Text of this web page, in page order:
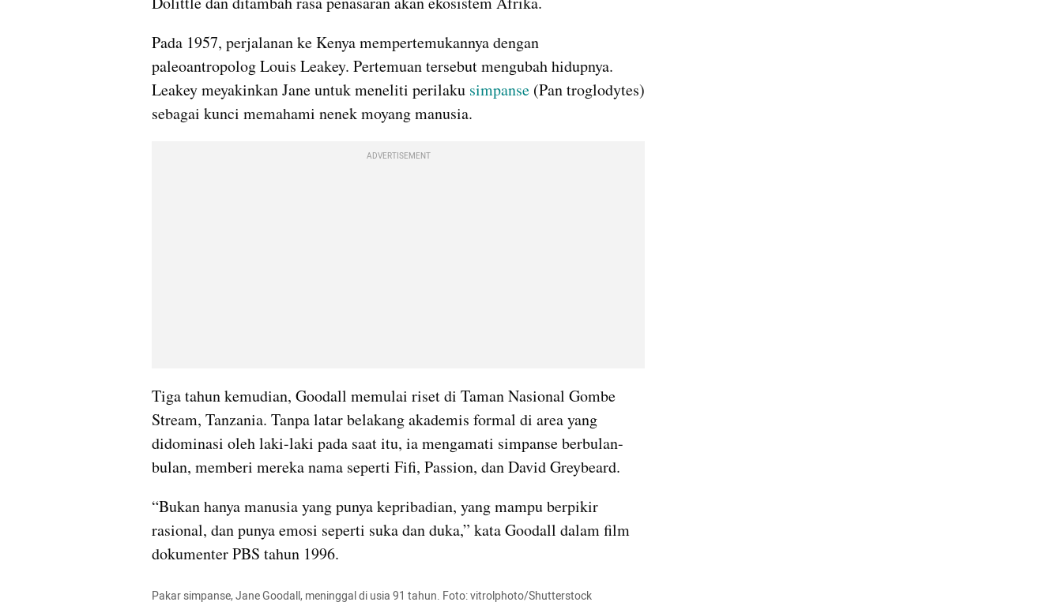
Pada 1957, perjalanan ke Kenya mempertemukannya dengan
paleoantropolog Louis Leakey. Pertemuan tersebut mengubah hidupnya.
Leakey meyakinkan Jane untuk meneliti perilaku simpanse (Pan troglodytes)
sebagai kunci memahami nenek moyang manusia.
ADVERTISEMENT
Tiga tahun kemudian, Goodall memulai riset di Taman Nasional Gombe
Stream, Tanzania. Tanpa latar belakang akademis formal di area yang
didominasi oleh laki-laki pada saat itu, ia mengamati simpanse berbulan-
bulan, memberi mereka nama seperti Fifi, Passion, dan David Greybeard.
“Bukan hanya manusia yang punya kepribadian, yang mampu berpikir
rasional, dan punya emosi seperti suka dan duka,” kata Goodall dalam film
dokumenter PBS tahun 1996.
Pakar simpanse, Jane Goodall, meninggal di usia 91 tahun. Foto: vitrolphoto/Shutterstock